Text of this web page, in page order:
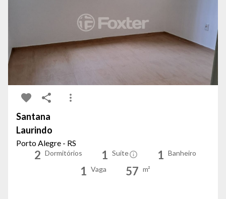
Santana
Laurindo
Porto Alegre - RS
2 Dormitórios 1 Suíte 1 Banheiro
1 Vaga 57 m²